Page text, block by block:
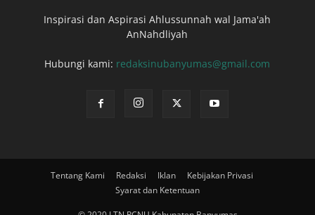
Inspirasi dan Aspirasi Ahlussunnah wal Jama'ah
AnNahdliyah
Hubungi kami: redaksinubanyumas@gmail.com
Tentang Kami Redaksi Iklan
Kebijakan Privasi
Syarat dan Ketentuan